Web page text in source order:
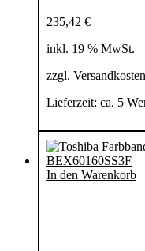
235,42 €
inkl. 19 % MwSt.
zzgl. Versandkosten
Lieferzeit: ca. 5
In den Warenkorb